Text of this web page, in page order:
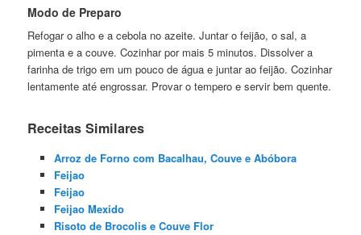
Modo de Preparo
Refogar o alho e a cebola no azeite. Juntar o feijão, o sal, a
pimenta e a couve. Cozinhar por mais 5 minutos. Dissolver a
farinha de trigo em um pouco de água e juntar ao feijão. Cozinhar
lentamente até engrossar. Provar o tempero e servir bem quente.
Receitas Similares
Arroz de Forno com Bacalhau, Couve e Abóbora
Feijao
Feijao
Feijao Mexido
Risoto de Brocolis e Couve Flor